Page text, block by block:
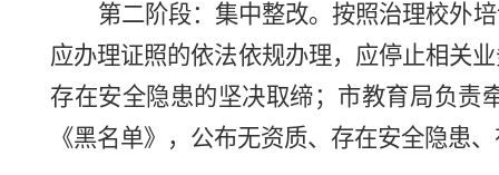
第二阶段：集中整改。按照治理校外
应办理证照的依法依规办理，应停止相关
存在安全隐患的坚决取缔；市教育局负责
《黑名单》，公布无资质、存在安全隐患